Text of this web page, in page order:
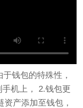
钱包的特殊性，
机上， 2.钱包更
产添加至钱包，